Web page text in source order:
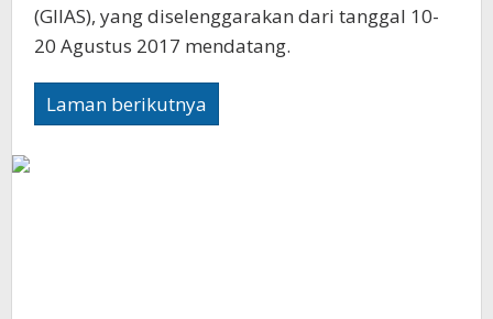
(GIIAS), yang diselenggarakan dari tanggal 10-
20 Agustus 2017 mendatang.
Laman berikutnya